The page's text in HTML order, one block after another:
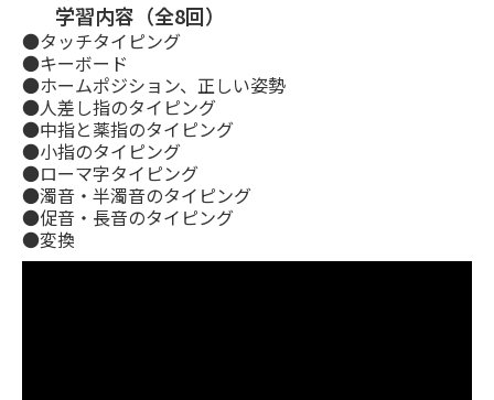
学習内容（全8回）
●タッチタイピング
●キーボード
●ホームポジション、正しい姿勢
●人差し指のタイピング
●中指と薬指のタイピング
●小指のタイピング
●ローマ字タイピング
●濁音・半濁音のタイピング
●促音・長音のタイピング
●変換